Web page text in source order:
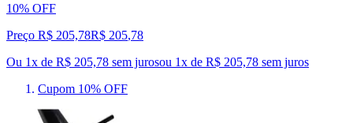
10% OFF
Preço R$ 205,78R$ 205,78
Ou 1x de R$ 205,78 sem jurosou 1x de R$ 205,78 sem juros
Cupom 10% OFF